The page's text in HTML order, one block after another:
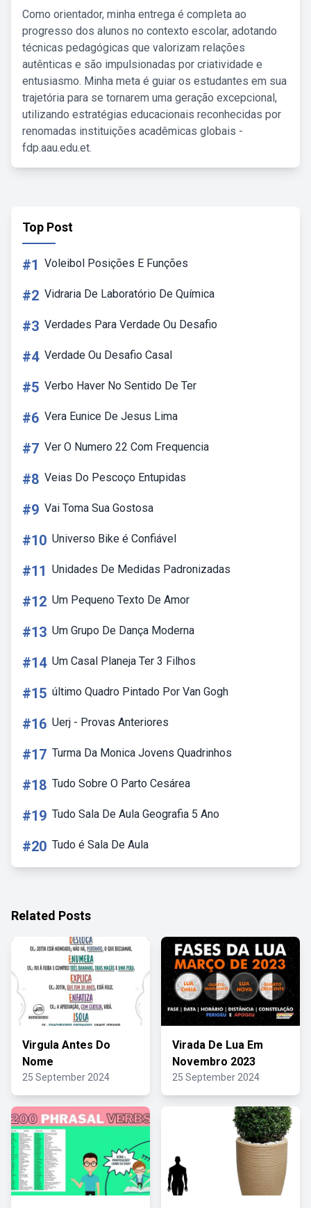
Como orientador, minha entrega é completa ao
progresso dos alunos no contexto escolar, adotando
técnicas pedagógicas que valorizam relações
autênticas e são impulsionadas por criatividade e
entusiasmo. Minha meta é guiar os estudantes em sua
trajetória para se tornarem uma geração excepcional,
utilizando estratégias educacionais reconhecidas por
renomadas instituições acadêmicas globais -
fdp.aau.edu.et.
Top Post
#1 Voleibol Posições E Funções
#2 Vidraria De Laboratório De Química
#3 Verdades Para Verdade Ou Desafio
#4 Verdade Ou Desafio Casal
#5 Verbo Haver No Sentido De Ter
#6 Vera Eunice De Jesus Lima
#7 Ver O Numero 22 Com Frequencia
#8 Veias Do Pescoço Entupidas
#9 Vai Toma Sua Gostosa
#10 Universo Bike é Confiável
#11 Unidades De Medidas Padronizadas
#12 Um Pequeno Texto De Amor
#13 Um Grupo De Dança Moderna
#14 Um Casal Planeja Ter 3 Filhos
#15 último Quadro Pintado Por Van Gogh
#16 Uerj - Provas Anteriores
#17 Turma Da Monica Jovens Quadrinhos
#18 Tudo Sobre O Parto Cesárea
#19 Tudo Sala De Aula Geografia 5 Ano
#20 Tudo é Sala De Aula
Related Posts
Virgula Antes Do
Nome
25 September 2024
Virada De Lua Em
Novembro 2023
25 September 2024